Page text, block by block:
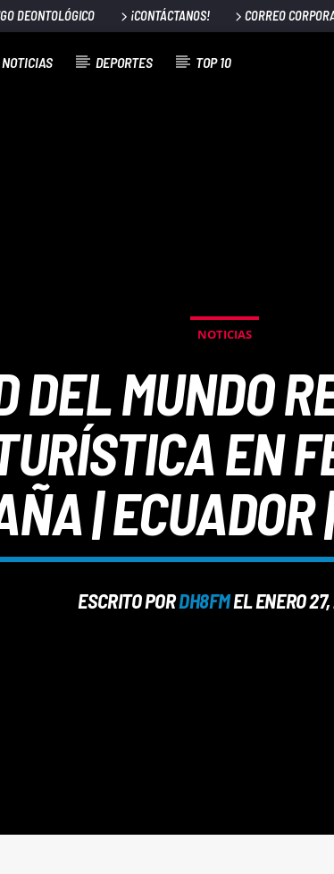
DEONTOLÓGICO ¡CONTÁCTANOS! CORREO
NOTICIAS DEPORTES TOP 10
NOTICIAS
DEL MUNDO
EN
| ECUADOR
ESCRITO PORDH8FMEL ENERO